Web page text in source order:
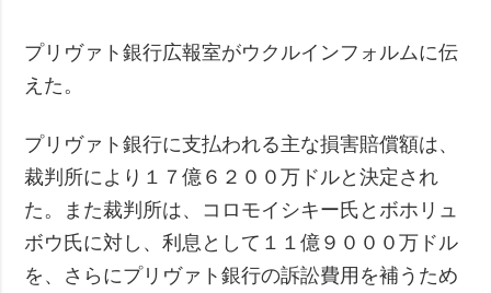
プリヴァト銀行広報室がウクルインフォルムに伝
えた。
プリヴァト銀行に支払われる主な損害賠償額は、
裁判所により１７億６２００万ドルと決定され
た。また裁判所は、コロモイシキー氏とボホリュ
ボウ氏に対し、利息として１１億９０００万ドル
を、さらにプリヴァト銀行の訴訟費用を補うため